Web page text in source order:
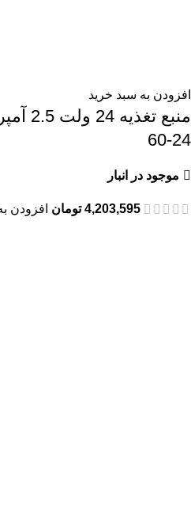
افزودن به سبد خرید
60-24
موجود در انبار
4,203,595 تومان افزودن